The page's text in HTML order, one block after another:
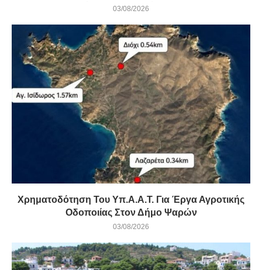
03/08/2026
Χρηματοδότηση Του Υπ.Α.Α.Τ. Για Έργα Αγροτικής
Οδοποιίας Στον Δήμο Ψαρών
03/08/2026